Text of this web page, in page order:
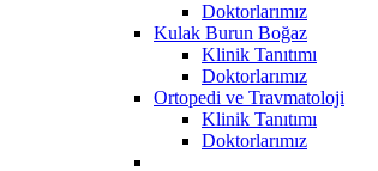
Doktorlarımız
Kulak Burun Boğaz
Klinik Tanıtımı
Doktorlarımız
Ortopedi ve Travmatoloji
Klinik Tanıtımı
Doktorlarımız